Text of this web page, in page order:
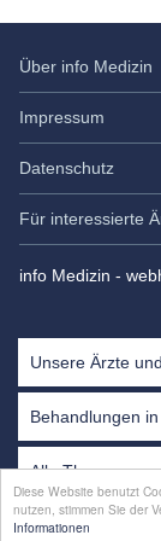
Diese Website benutzt
nutzen, stimmen Sie der
Informationen
040 797 251
Termin
Über info Medizin
Impressum
Datenschutz
Für interessierte
info Medizin -
Unsere Ärzte
Behandlungen
Alle Themen